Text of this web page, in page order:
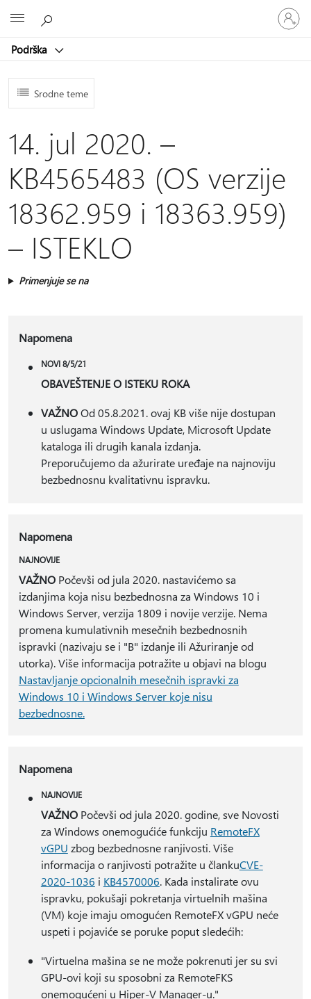
Podrška
Prijavite
se
na
Srodne teme
14. jul 2020. –
KB4565483 (OS verzije
18362.959 i 18363.959)
– ISTEKLO
Primenjuje se na
Napomena
NOVI 8/5/21
OBAVEŠTENJE O ISTEKU ROKA
VAŽNOOd 05.8.2021. ovaj KB više nije dostupan
u uslugama Windows Update, Microsoft Update
kataloga ili drugih kanala izdanja.
Preporučujemo da ažurirate uređaje na najnoviju
bezbednosnu kvalitativnu ispravku.
Napomena
NAJNOVIJE
VAŽNOPočevši od jula 2020. nastavićemo sa
izdanjima koja nisu bezbednosna za Windows 10 i
Windows Server, verzija 1809 i novije verzije. Nema
promena kumulativnih mesečnih bezbednosnih
ispravki (nazivaju se i "B" izdanje ili Ažuriranje od
utorka). Više informacija potražite u objavi na blogu
Nastavljanje opcionalnih mesečnih ispravki za
Windows 10 i Windows Server koje nisu
bezbednosne.
Napomena
NAJNOVIJE
VAŽNOPočevši od jula 2020. godine, sve Novosti
za Windows onemogućiće funkciju RemoteFX
vGPU zbog bezbednosne ranjivosti. Više
informacija o ranjivosti potražite u člankuCVE-
2020-1036 i KB4570006. Kada instalirate ovu
ispravku, pokušaji pokretanja virtuelnih mašina
(VM) koje imaju omogućen RemoteFX vGPU neće
uspeti i pojaviće se poruke poput sledećih:
"Virtuelna mašina se ne može pokrenuti jer su svi
GPU-ovi koji su sposobni za RemoteFKS
onemogućeni u Hiper-V Manager-u."